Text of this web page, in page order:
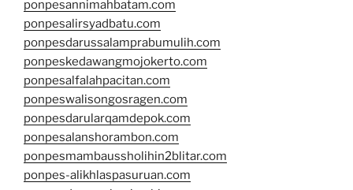
ponpesannimahbatam.com
ponpesalirsyadbatu.com
ponpesdarussalamprabumulih.com
ponpeskedawangmojokerto.com
ponpesalfalahpacitan.com
ponpeswalisongosragen.com
ponpesdarularqamdepok.com
ponpesalanshorambon.com
ponpesmambaussholihin2blitar.com
ponpes-alikhlaspasuruan.com